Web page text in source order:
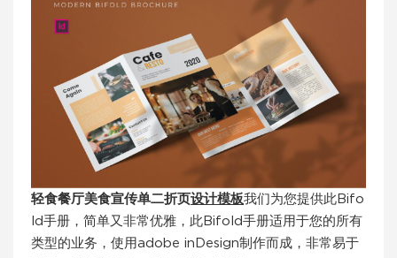
轻食餐厅美食宣传单二折页设计模板我们为您提供此Bifo
ld手册，简单又非常优雅，此Bifold手册适用于您的所有
类型的业务，使用adobe inDesign制作而成，非常易于